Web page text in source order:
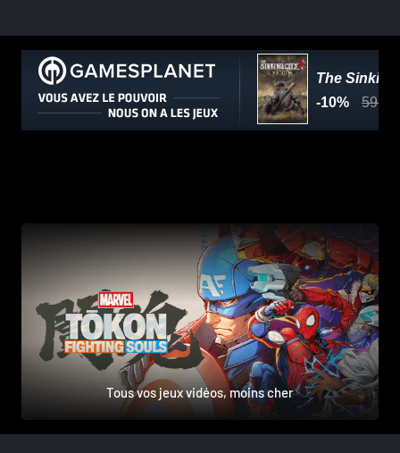
Tous vos jeux vidéos, moins cher